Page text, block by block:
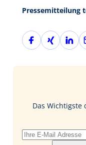
Pressemitteilung
F
a
X
i
L
i
I
E
-
Das Wichtigste